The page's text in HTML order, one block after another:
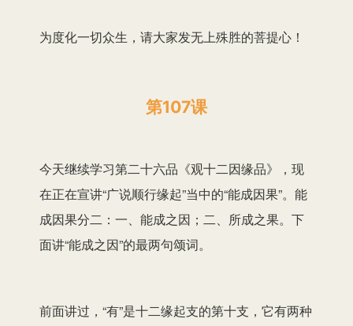
为度化一切众生，请大家发无上殊胜的菩提心！
第107课
今天继续学习第二十六品《观十二因缘品》，现
在正在宣讲“广说顺行缘起”当中的“能成因果”。能
成因果分二：一、能成之因；二、所成之果。下
面讲“能成之因”的最两句颂词。
前面讲过，“有”是十二缘起支的第十支，它有两种